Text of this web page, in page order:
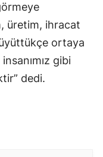
üretim, ihracat
ortaya
gibi
dedi.